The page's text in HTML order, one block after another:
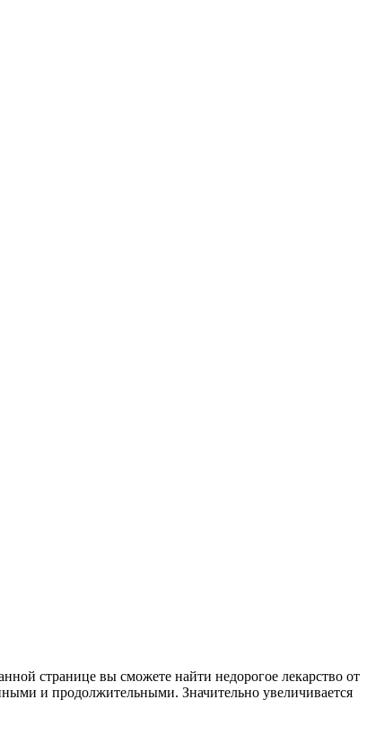
странице вы сможете найти недорогое лекарство от
и продолжительными. Значительно увеличивается